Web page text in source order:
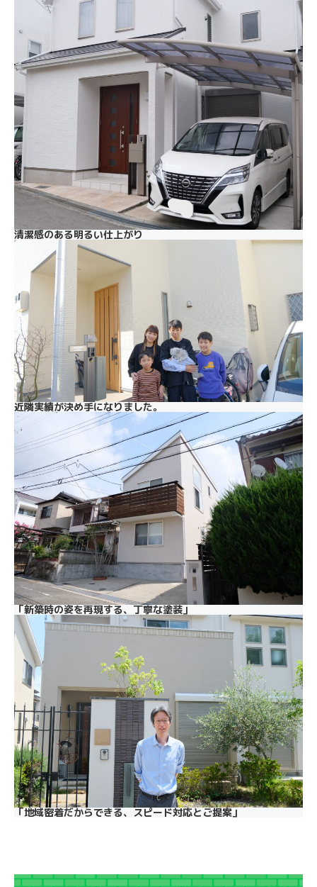
清潔感のある明るい仕上がり
近隣実績が決め手になりました。
「新築時の姿を再現する、丁寧な塗装」
「地域密着だからできる、スピード対応とご提案」